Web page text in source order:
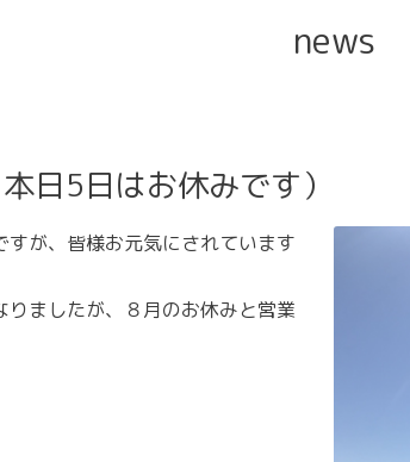
news
日5日はお休みです）
が、皆様お元気にされています
りましたが、８月のお休みと営業